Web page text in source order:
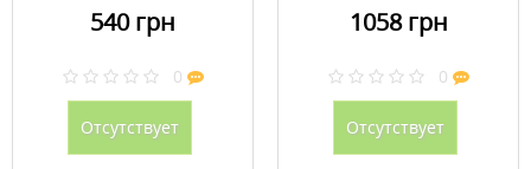
540 грн
0
Отсутствует
1058 грн
0
Отсутствует